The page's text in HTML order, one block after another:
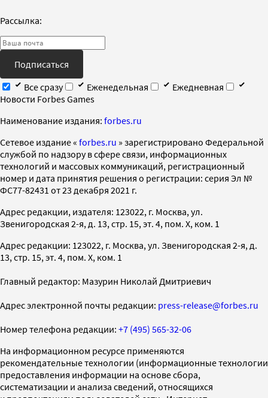
Рассылка:
Подписаться
Все сразу
Еженедельная
Ежедневная
Новости Forbes Games
Наименование издания: forbes.ru
Cетевое издание « forbes.ru » зарегистрировано Федеральной
службой по надзору в сфере связи, информационных
технологий и массовых коммуникаций, регистрационный
номер и дата принятия решения о регистрации: серия Эл №
ФС77-82431 от 23 декабря 2021 г.
Адрес редакции, издателя: 123022, г. Москва, ул.
Звенигородская 2-я, д. 13, стр. 15, эт. 4, пом. X, ком. 1
Адрес редакции: 123022, г. Москва, ул. Звенигородская 2-я, д.
13, стр. 15, эт. 4, пом. X, ком. 1
Главный редактор: Мазурин Николай Дмитриевич
Адрес электронной почты редакции: press-release@forbes.ru
Номер телефона редакции: +7 (495) 565-32-06
На информационном ресурсе применяются
рекомендательные технологии (информационные технологии
предоставления информации на основе сбора,
систематизации и анализа сведений, относящихся